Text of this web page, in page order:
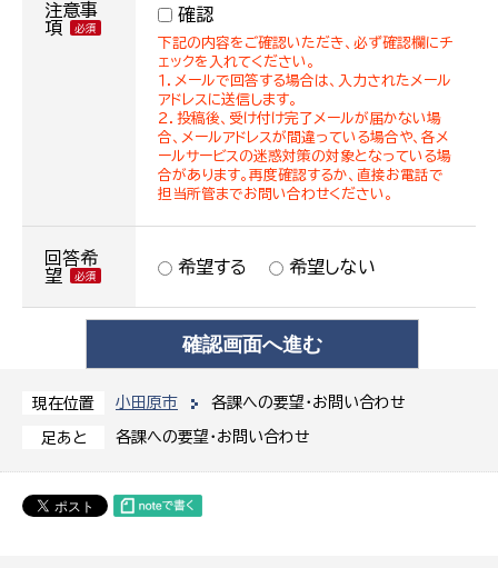
現在位置 小田原市 各課への要望・お問い合わせ
足あと 各課への要望・お問い合わせ
注意事
項
確認
下記の内容をご確認いただき、必ず確認欄にチ
ェックを入れてください。
１．メールで回答する場合は、入力されたメール
アドレスに送信します。
２．投稿後、受け付け完了メールが届かない場
合、メールアドレスが間違っている場合や、各メ
ールサービスの迷惑対策の対象となっている場
合があります。再度確認するか、直接お電話で
担当所管までお問い合わせください。
回答希
望
希望する 希望しない